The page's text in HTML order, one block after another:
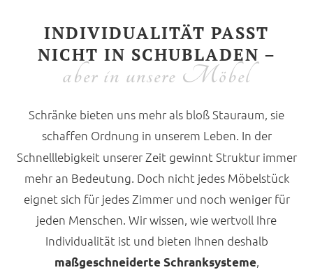
INDIVIDUALITÄT PASST
NICHT IN SCHUBLADEN –
aber in unsere Möbel
Schränke bieten uns mehr als bloß Stauraum, sie
schaffen Ordnung in unserem Leben. In der
Schnelllebigkeit unserer Zeit gewinnt Struktur immer
mehr an Bedeutung. Doch nicht jedes Möbelstück
eignet sich für jedes Zimmer und noch weniger für
jeden Menschen. Wir wissen, wie wertvoll Ihre
Individualität ist und bieten Ihnen deshalb
maßgeschneiderte Schranksysteme,